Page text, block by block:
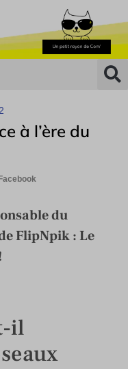
à l’ère du
du
FlipNpik : Le
il